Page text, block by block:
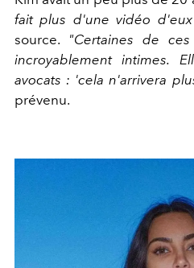
fait plus d'une vidéo
source.
"Certaines de
incroyablement intimes.
avocats : 'cela n'arrivera
prévenu.